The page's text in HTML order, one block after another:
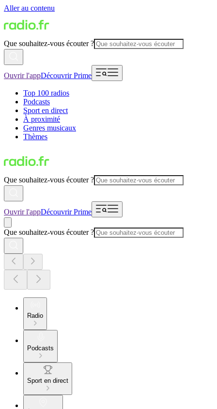
Aller au contenu
Que souhaitez-vous écouter ?
Ouvrir l'appDécouvrir Prime
Top 100 radios
Podcasts
Sport en direct
À proximité
Genres musicaux
Thèmes
Que souhaitez-vous écouter ?
Ouvrir l'appDécouvrir Prime
Que souhaitez-vous écouter ?
Radio
Podcasts
Sport en direct